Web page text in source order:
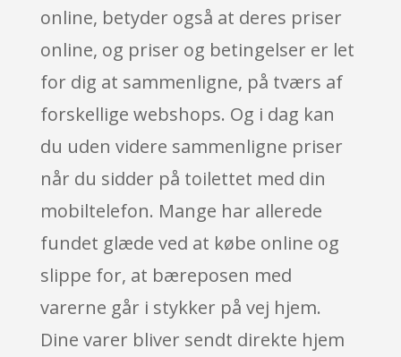
online, betyder også at deres priser
online, og priser og betingelser er let
for dig at sammenligne, på tværs af
forskellige webshops. Og i dag kan
du uden videre sammenligne priser
når du sidder på toilettet med din
mobiltelefon. Mange har allerede
fundet glæde ved at købe online og
slippe for, at bæreposen med
varerne går i stykker på vej hjem.
Dine varer bliver sendt direkte hjem